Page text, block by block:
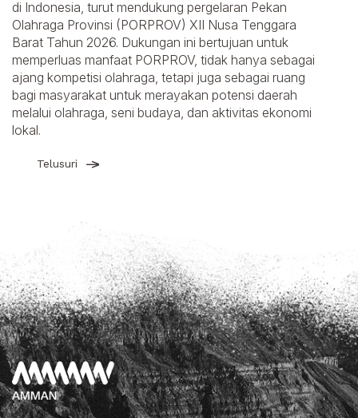
di Indonesia, turut mendukung pergelaran Pekan
Olahraga Provinsi (PORPROV) XII Nusa Tenggara
Barat Tahun 2026. Dukungan ini bertujuan untuk
memperluas manfaat PORPROV, tidak hanya sebagai
ajang kompetisi olahraga, tetapi juga sebagai ruang
bagi masyarakat untuk merayakan potensi daerah
melalui olahraga, seni budaya, dan aktivitas ekonomi
lokal.
Telusuri